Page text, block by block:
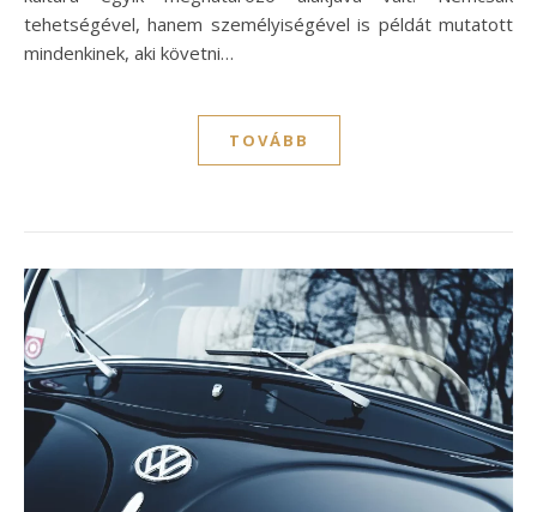
tehetségével, hanem személyiségével is példát mutatott
mindenkinek, aki követni…
TOVÁBB